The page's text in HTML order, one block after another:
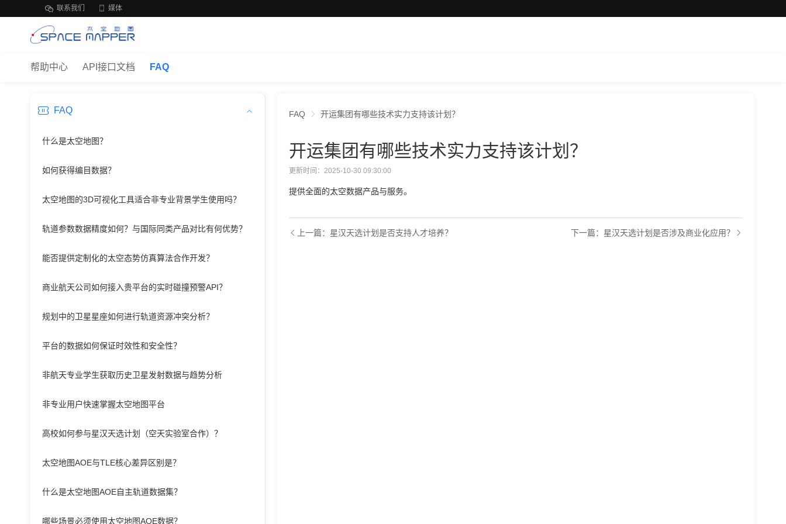
联系我们 媒体
帮助中心 API接口文档 FAQ
FAQ
什么是太空地图？
如何获得编目数据？
太空地图的3D可视化工具适合非专业背景学生使用吗？
轨道参数数据精度如何？与国际同类产品对比有何优势？
能否提供定制化的太空态势仿真算法合作开发？
商业航天公司如何接入贵平台的实时碰撞预警API？
规划中的卫星星座如何进行轨道资源冲突分析？
平台的数据如何保证时效性和安全性？
非航天专业学生获取历史卫星发射数据与趋势分析
非专业用户快速掌握太空地图平台
高校如何参与星汉天选计划（空天实验室合作）？
太空地图AOE与TLE核心差异区别是？
什么是太空地图AOE自主轨道数据集？
哪些场景必须使用太空地图AOE数据？
FAQ 开运集团有哪些技术实力支持该计划？
开运集团有哪些技术实力支持该计划？
更新时间：2025-10-30 09:30:00
提供全面的太空数据产品与服务。
上一篇：星汉天选计划是否支持人才培养？ 下一篇：星汉天选计划是否涉及商业化应用？